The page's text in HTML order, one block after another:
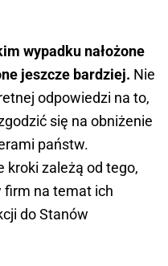
wypadku nałożone
jeszcze bardziej. Nie
odpowiedzi na to,
się na obniżenie
państw.
kroki zależą od tego,
firm na temat ich
do Stanów